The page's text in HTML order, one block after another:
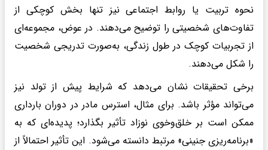
نحوه تربیت یا روابط اجتماعی نیز تنها بخش کوچکی از
تفاوت‌های شخصیتی را توضیح می‌دهند. در عوض، مجموعه‌ای
از تجربیات کوچک در طول زندگی، به‌صورت تدریجی شخصیت
را شکل می‌دهند.
برخی تحقیقات نشان می‌دهد که شرایط پیش از تولد نیز
می‌تواند مؤثر باشد. برای مثال، استرس مادر در دوران بارداری
ممکن است بر خلق‌وخوی نوزاد تأثیر بگذارد؛ پدیده‌ای که به
«برنامه‌ریزی جنینی» مرتبط دانسته می‌شود. این تأثیر احتمالاً از